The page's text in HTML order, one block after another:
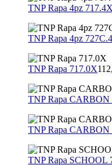
TNP Rapa 4pz 717.4X
TNP Rapa 4pz
TNP Rapa 717.0X
TNP Rapa CARBON
TNP Rapa
TNP Rapa SCHOOL